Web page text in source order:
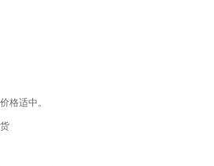
格适中。